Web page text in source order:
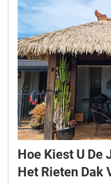
Hoe Kiest U De
Het Rieten Dak